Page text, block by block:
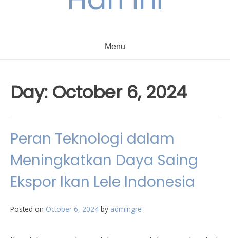
Menu
Day: October 6, 2024
Peran Teknologi dalam
Meningkatkan Daya Saing
Ekspor Ikan Lele Indonesia
Posted on October 6, 2024 by admingre